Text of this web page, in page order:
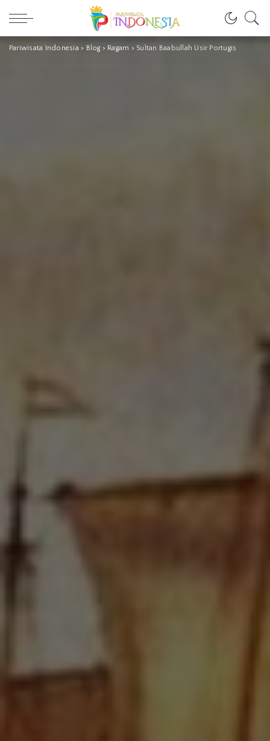
Pariwisata Indonesia > Blog > Ragam > Sultan Baabullah Usir Portugis